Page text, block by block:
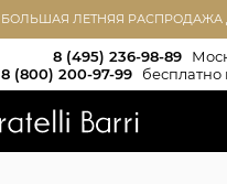
БОЛЬШАЯ ЛЕТНЯЯ РАСПРОДАЖА
8 (495) 236-98-89
8 (800) 200-97-99
бесплатно